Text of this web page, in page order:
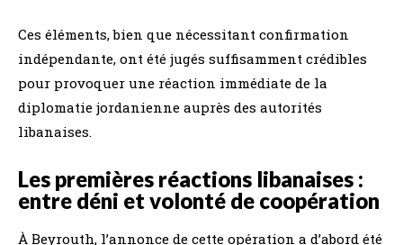
Ces éléments, bien que nécessitant confirmation
indépendante, ont été jugés suffisamment crédibles
pour provoquer une réaction immédiate de la
diplomatie jordanienne auprès des autorités
libanaises.
Les premières réactions libanaises :
entre déni et volonté de coopération
À Beyrouth, l’annonce de cette opération a d’abord été